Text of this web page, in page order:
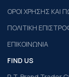
ΟΡΟΙ ΧΡΗΣΗΣ ΚΑΙ
ΠΟΛΙΤΙΚΗ
ΕΠΙΚΟΙΝΩΝΙΑ
FIND US